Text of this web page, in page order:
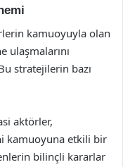
kamuoyuyla olan
ulaşmalarını
stratejilerin bazı
aktörler,
kamuoyuna etkili bir
bilinçli kararlar